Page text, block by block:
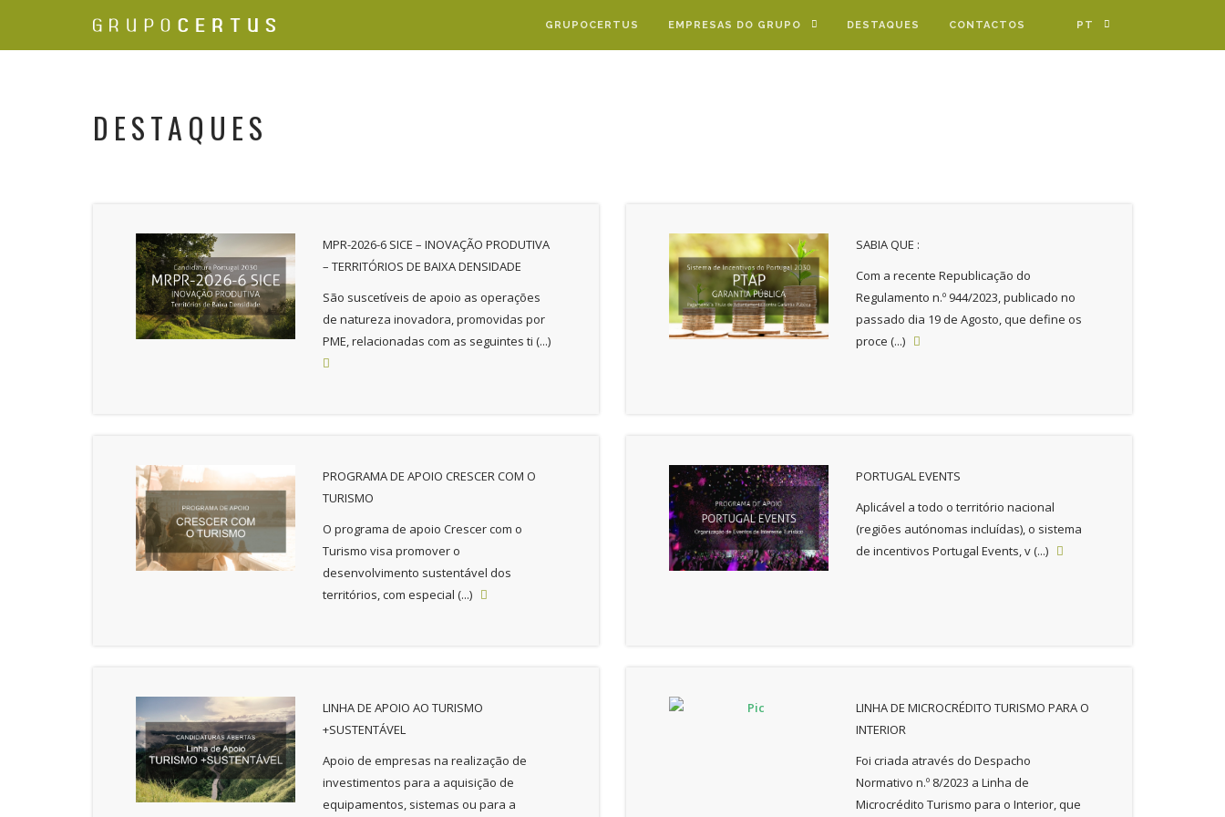
GRUPOCERTUS EMPRESAS DO GRUPO DESTAQUES CONTACTOS PT
DESTAQUES
MPR-2026-6 SICE – INOVAÇÃO PRODUTIVA
– TERRITÓRIOS DE BAIXA DENSIDADE
São suscetíveis de apoio as operações
de natureza inovadora, promovidas por
PME, relacionadas com as seguintes ti (...)

SABIA QUE :
Com a recente Republicação do
Regulamento n.º 944/2023, publicado no
passado dia 19 de Agosto, que define os
proce (...)

PROGRAMA DE APOIO CRESCER COM O
TURISMO
O programa de apoio Crescer com o
Turismo visa promover o
desenvolvimento sustentável dos
territórios, com especial (...)

PORTUGAL EVENTS
Aplicável a todo o território nacional
(regiões autónomas incluídas), o sistema
de incentivos Portugal Events, v (...)

LINHA DE APOIO AO TURISMO
+SUSTENTÁVEL
Apoio de empresas na realização de
investimentos para a aquisição de
equipamentos, sistemas ou para a
LINHA DE MICROCRÉDITO TURISMO PARA O
INTERIOR
Foi criada através do Despacho
Normativo n.º 8/2023 a Linha de
Microcrédito Turismo para o Interior, que